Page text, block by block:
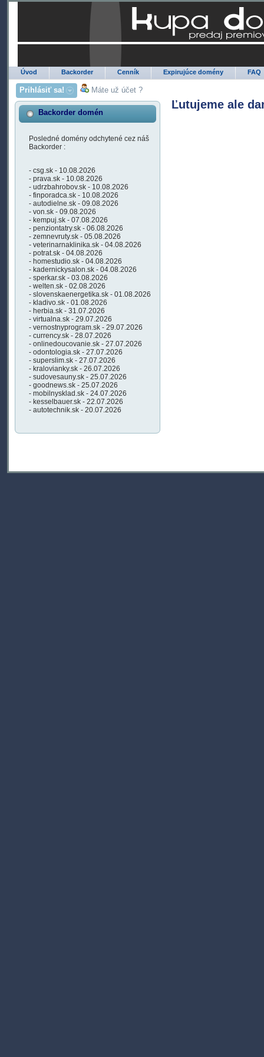
Úvod Backorder Cenník Expirujúce domény FAQ
Prihlásiť sa! Máte už účet ?
Backorder domén
Posledné domény odchytené cez náš
Backorder :
- csg.sk - 10.08.2026
- prava.sk - 10.08.2026
- udrzbahrobov.sk - 10.08.2026
- finporadca.sk - 10.08.2026
- autodielne.sk - 09.08.2026
- von.sk - 09.08.2026
- kempuj.sk - 07.08.2026
- penziontatry.sk - 06.08.2026
- zemnevruty.sk - 05.08.2026
- veterinarnaklinika.sk - 04.08.2026
- potrat.sk - 04.08.2026
- homestudio.sk - 04.08.2026
- kadernickysalon.sk - 04.08.2026
- sperkar.sk - 03.08.2026
- welten.sk - 02.08.2026
- slovenskaenergetika.sk - 01.08.2026
- kladivo.sk - 01.08.2026
- herbia.sk - 31.07.2026
- virtualna.sk - 29.07.2026
- vernostnyprogram.sk - 29.07.2026
- currency.sk - 28.07.2026
- onlinedoucovanie.sk - 27.07.2026
- odontologia.sk - 27.07.2026
- superslim.sk - 27.07.2026
- kralovianky.sk - 26.07.2026
- sudovesauny.sk - 25.07.2026
- goodnews.sk - 25.07.2026
- mobilnysklad.sk - 24.07.2026
- kesselbauer.sk - 22.07.2026
- autotechnik.sk - 20.07.2026
Ľutujeme ale